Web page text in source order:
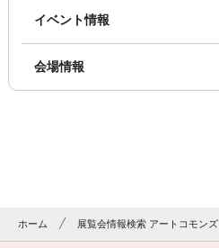
イベント情報
会場情報
ホーム 展覧会情報検索 アートコモンズ